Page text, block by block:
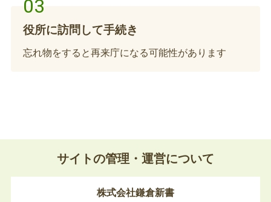
していた方は各共済組合へお問い合わせください。
未支給年金の請求
さい。※亡くなられた方と請求者との続柄等で提出
書類が異なります。※請求者ご本人が手続きに行け
ない場合は、委任状が必要となります。
農業者年金死亡関係届出
受給権者が亡くなられたとき、ご遺族の方は10日
以内に住所地のJAを経由して農業者年金基金へ
「農業者年金死亡関係届出書」を提出してくださ
役所に訪問して手続き
忘れ物をすると再来庁になる可能性があります
サイトの管理・運営について
株式会社鎌倉新書